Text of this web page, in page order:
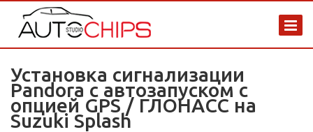
Установка сигнализации
Pandora с автозапуском с
опцией GPS / ГЛОНАСС на
Suzuki Splash